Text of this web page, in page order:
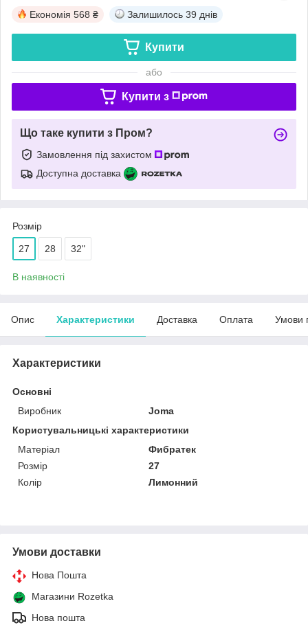
Економія 568 ₴ Залишилось 39 днів
Купити
або
Купити з
Що таке купити з Пром?
Замовлення під захистом
Доступна доставка
Розмір
27 28 32"
В наявності
Опис Характеристики Доставка Оплата Умови
Характеристики
Основні
Виробник
Joma
Користувальницькі характеристики
Матеріал
Фибратек
Розмір
27
Колір
Лимонний
Умови доставки
Нова Пошта
Магазини Rozetka
Нова пошта